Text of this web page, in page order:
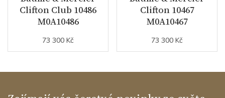
Clifton Club 10486
M0A10486
73 300 Kč
Clifton 10467
M0A10467
73 300 Kč